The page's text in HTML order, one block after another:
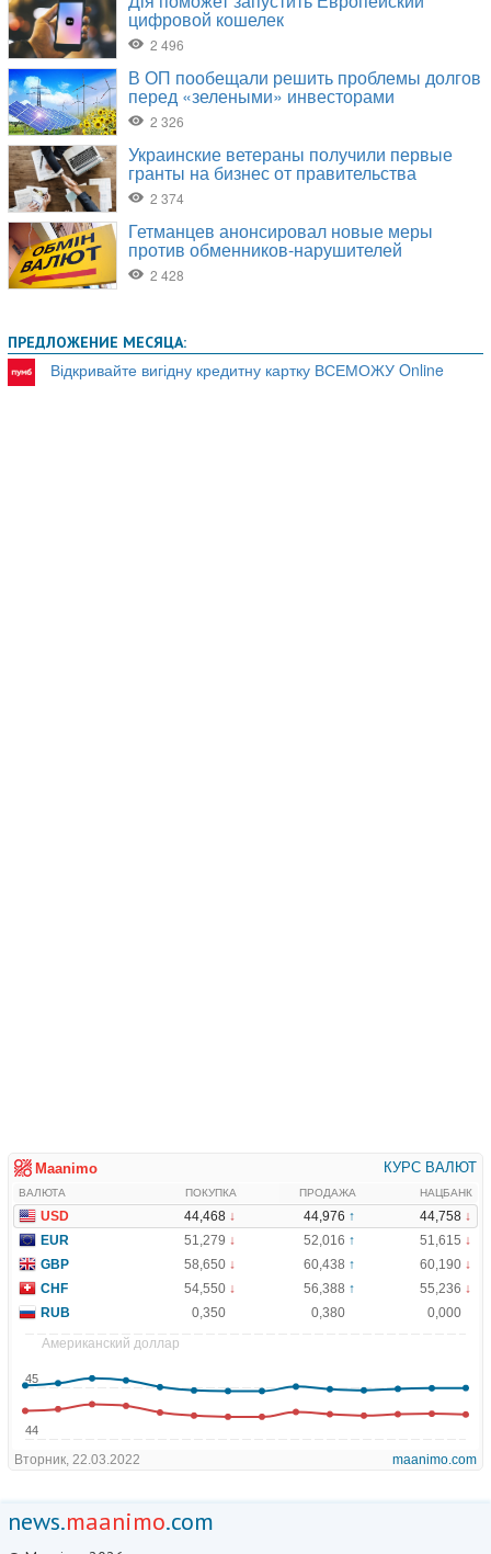
ПРЕДЛОЖЕНИЕ МЕСЯЦА:
Відкривайте вигідну кредитну картку ВСЕМОЖУ Online
news.maanimo.com